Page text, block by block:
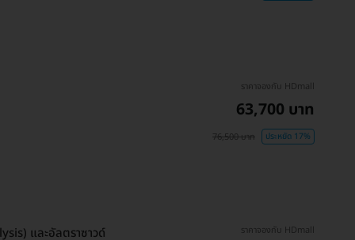
ราคาจองกับ HDmall
63,700 บาท
76,500 บาท ประหยัด 17%
และอัลตราซาวด์
ราคาจองกับ HDmall